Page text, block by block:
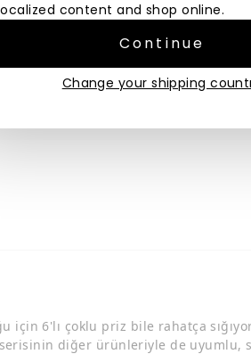
content and shop online.
Continue
Change your shipping
6'lı çoklu priz bile rahatça
diğer ürünleriyle de uyumlu,